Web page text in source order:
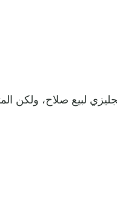
لبيع صلاح، ولكن